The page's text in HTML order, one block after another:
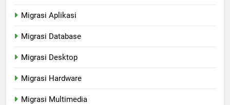
Migrasi Aplikasi
Migrasi Database
Migrasi Desktop
Migrasi Hardware
Migrasi Multimedia